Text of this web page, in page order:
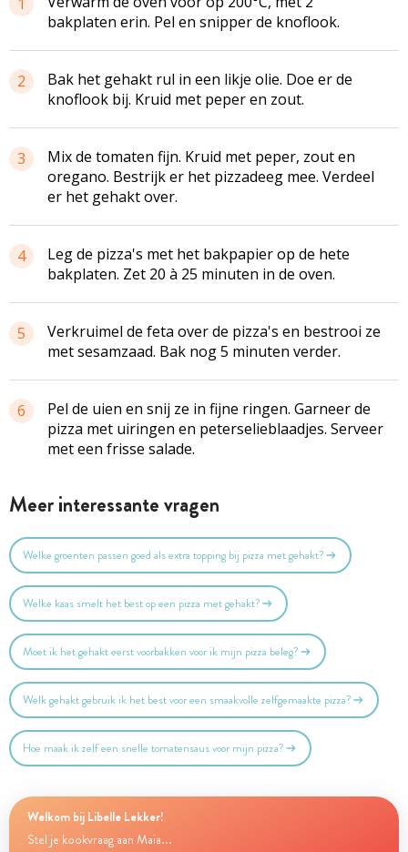
bakplaten erin. Pel en snipper de knoflook.
2
Bak het gehakt rul in een likje olie. Doe er de
knoflook bij. Kruid met peper en zout.
3
Mix de tomaten fijn. Kruid met peper, zout en
oregano. Bestrijk er het pizzadeeg mee. Verdeel
er het gehakt over.
4
Leg de pizza's met het bakpapier op de hete
bakplaten. Zet 20 à 25 minuten in de oven.
5
Verkruimel de feta over de pizza's en bestrooi ze
met sesamzaad. Bak nog 5 minuten verder.
6
Pel de uien en snij ze in fijne ringen. Garneer de
pizza met uiringen en peterselieblaadjes. Serveer
met een frisse salade.
Meer interessante vragen
Welke groenten passen goed als extra topping bij pizza met gehakt?
Welke kaas smelt het best op een pizza met gehakt?
Moet ik het gehakt eerst voorbakken voor ik mijn pizza beleg?
Welk gehakt gebruik ik het best voor een smaakvolle zelfgemaakte pizza?
Hoe maak ik zelf een snelle tomatensaus voor mijn pizza?
Welkom bij Libelle Lekker!
Stel je kookvraag aan Maia...